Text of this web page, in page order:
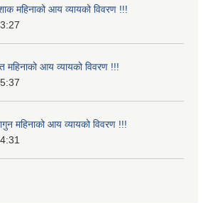
महिनाको आय व्यायको विवरण !!!
आय व्यायको विवरण !!!
महिनाको आय व्यायको विवरण !!!